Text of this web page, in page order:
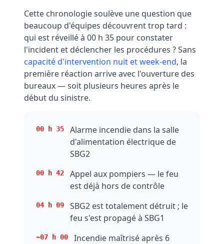
Cette chronologie soulève une question que
beaucoup d'équipes découvrent trop tard :
qui est réveillé à 00 h 35 pour constater
l'incident et déclencher les procédures ? Sans
capacité d'intervention nuit et week-end, la
première réaction arrive avec l'ouverture des
bureaux — soit plusieurs heures après le
début du sinistre.
00 h 35
Alarme incendie dans la salle
d'alimentation électrique de
SBG2
00 h 42
Appel aux pompiers — le feu
est déjà hors de contrôle
04 h 09
SBG2 est totalement détruit ; le
feu s'est propagé à SBG1
~07 h 00
Incendie maîtrisé après 6